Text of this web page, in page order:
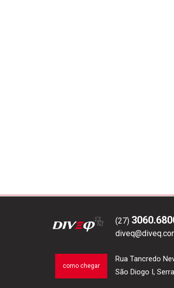
(27)
Rua Tancredo
São Diogo I,
como chegar